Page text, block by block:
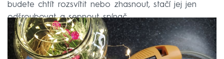
budete chtít rozsvítit nebo zhasnout, stačí jej jen
odšroubovat a sepnout spínač.